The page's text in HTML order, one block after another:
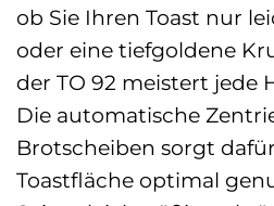
ob Sie Ihren Toast nur
oder eine tiefgoldene
der TO 92 meistert jede
Die automatische
Brotscheiben sorgt
Toastfläche optimal